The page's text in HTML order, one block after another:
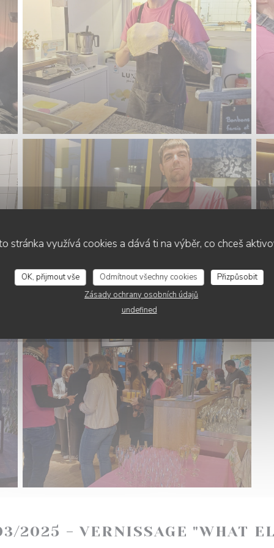
stránka využívá cookies a dává ti na výběr, co chceš
OK, přijmout vše Odmítnout všechny cookies
Přizpůsobit
Zásady ochrany osobních údajů
undefined
2025 - VERNISSAGE "WHAT